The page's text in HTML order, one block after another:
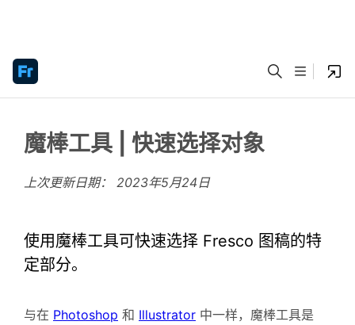
魔棒工具 | 快速选择对象
上次更新日期： 2023年5月24日
使用魔棒工具可快速选择 Fresco 图稿的特
定部分。
与在 Photoshop 和 Illustrator 中一样，魔棒工具是